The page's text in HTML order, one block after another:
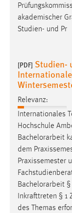
akademischer
Studien- und Pr
[PDF] Studien-
Relevanz:
Internationales
Hochschule
Bachelorarbeit
dem
Praxissemester
Bachelorarbeit
Inkrafttreten § 1
des Themas